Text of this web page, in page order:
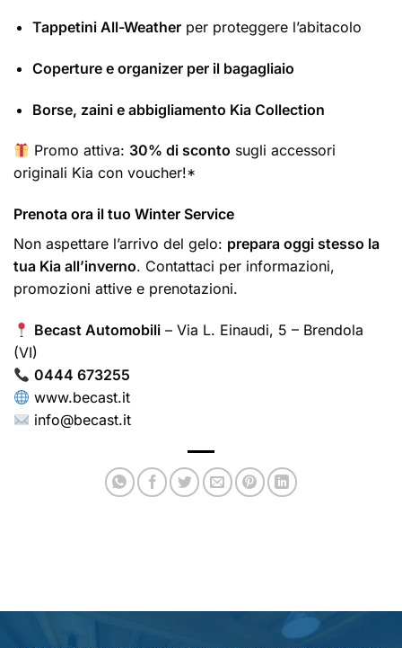
Tappetini All-Weatherper proteggere l’abitacolo
Coperture e organizer per il bagagliaio
Borse, zaini e abbigliamento Kia Collection
Promo attiva: 30% di sconto sugli accessori
originali Kia con voucher!*
Prenota ora il tuo Winter Service
Non aspettare l’arrivo del gelo: prepara oggi stesso la
tua Kia all’inverno. Contattaci per informazioni,
promozioni attive e prenotazioni.
Becast Automobili – Via L. Einaudi, 5 – Brendola
(VI)
0444 673255
www.becast.it
info@becast.it